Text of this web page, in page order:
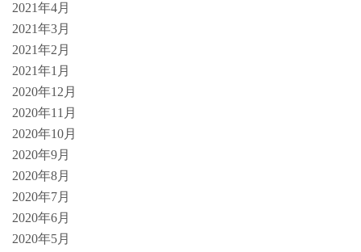
2021年4月
2021年3月
2021年2月
2021年1月
2020年12月
2020年11月
2020年10月
2020年9月
2020年8月
2020年7月
2020年6月
2020年5月